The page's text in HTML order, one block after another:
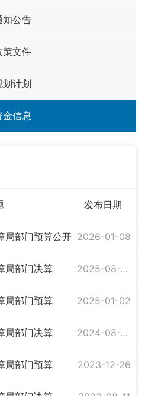
知公告
策文件
划计划
金信息
发布日期
局部门预算公开 2026-01-08
局部门决算 2025-08-26
局部门预算 2025-01-02
局部门决算 2024-08-28
局部门预算 2023-12-26